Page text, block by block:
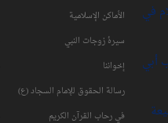
في
أبي
الأماكن الإسلامية
سیرۀ زوجات النبي
إخواننا
رسالة الحقوق للإمام السجاد (ع)
في رحاب القرآن الکریم